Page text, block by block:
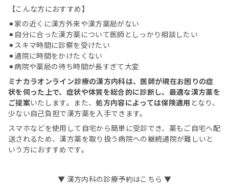
【こんな方におすすめ】
⚫︎家の近くに漢方外来や漢方薬局がない
⚫︎自分に合った漢方薬について医師としっかり相談したい
⚫︎スキマ時間に診察を受けたい
⚫︎通院に時間をかけたくない
⚫︎病院や薬局の待ち時間が長すぎて大変
ミナカラオンライン診療の漢方内科は、医師が現在お困りの症
状を伺った上で、症状や体質を総合的に診断し、最適な漢方薬を
ご提案いたします。また、処方内容によっては保険適用 となり、
少ない自己負担で漢方薬を入手できます。
スマホなどを使用して自宅から簡単に受診でき、薬もご自宅へ配
送されるため、漢方薬を取り扱う病院への継続通院が難しいと
いう方におすすめです。
▼ 漢方内科の診療予約はこちら ▼